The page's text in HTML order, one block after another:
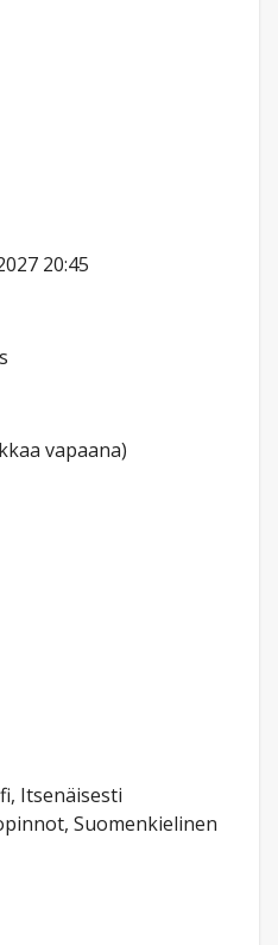
20:45
vapaana)
Itsenäisesti
Suomenkielinen